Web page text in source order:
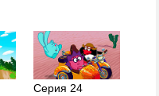
Серия 24